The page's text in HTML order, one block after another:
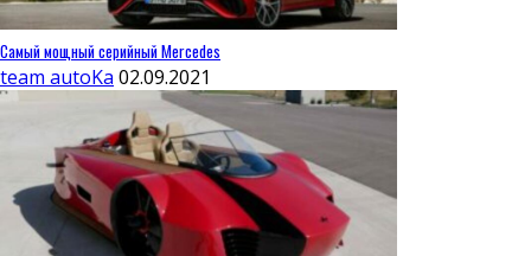
Самый мощный серийный Mercedes
team autoKa 02.09.2021